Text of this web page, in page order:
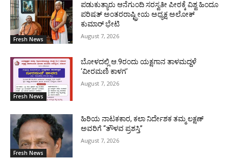
Fresh News
ಪಡುಕುತ್ಯಾರು ಆನೆಗುಂದಿ ಸರಸ್ವತೀ ಪೀಠಕ್ಕೆ ವಿಶ್ವ ಹಿಂದೂ
ಪರಿಷತ್ ಅಂತರರಾಷ್ಟ್ರೀಯ ಅಧ್ಯಕ್ಷ ಅಲೋಕ್
ಕುಮಾರ್ ಭೇಟಿ
August 7, 2026
Fresh News
ಬೋಳದಲ್ಲಿ ಆ.9ರಂದು ಯಕ್ಷಗಾನ ತಾಳಮದ್ದಳೆ
‘ವೀರಮಣಿ ಕಾಳಗ’
August 7, 2026
Fresh News
ಹಿರಿಯ ನಾಟಕಕಾರ, ಕಲಾ ನಿರ್ದೇಶಕ ತಮ್ಮ ಲಕ್ಷಣ್
ಅವರಿಗೆ “ತೌಳವ ಪ್ರಶಸ್ತಿ”
August 7, 2026